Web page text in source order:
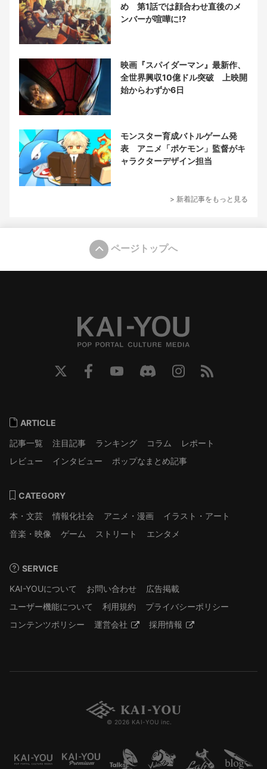
め 第1話では顔合わせ直後のメ
ンバーが喧嘩に⁉︎
映画『スパイダーマン』最新作、
全世界興収10億ドル突破 上映開
始からわずか6日
モンスター育成バトルゲーム発
表 アニメ「ポケモン」監督がキ
ャラクターデザイン担当
> 新着記事をもっと見る
ページトップへ
ARTICLE
記事一覧
注目記事 ランキング コラム
レポート
レビュー
インタビュー ポップなまとめ記事
CATEGORY
本・文芸
情報化社会 アニメ・漫画
イラスト・アート
音楽・映像
ゲーム ストリート エンタメ
SERVICE
KAI-YOUについて
お問い合わせ
広告掲載
ユーザー機能について
利用規約
プライバシーポリシー
コンテンツポリシー
運営会社 採用情報
© 2026 KAI-YOU inc.